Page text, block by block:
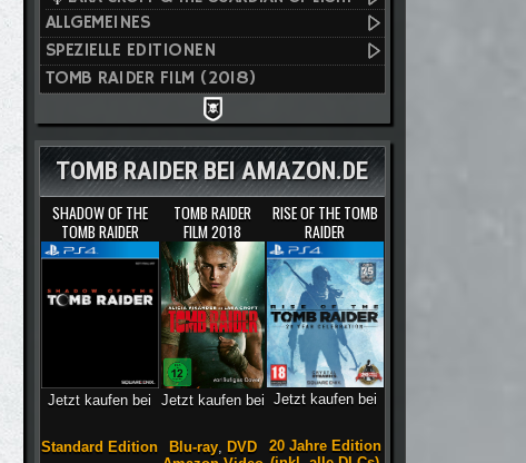
ALLGEMEINES
SPEZIELLE EDITIONEN
TOMB RAIDER FILM (2018)
TOMB RAIDER BEI AMAZON.DE
SHADOW OF THE
TOMB RAIDER
Jetzt kaufen bei
Standard Edition
TOMB RAIDER
FILM 2018
Jetzt kaufen bei
Blu-ray, DVD
RISE OF THE TOMB
RAIDER
Jetzt kaufen bei
20 Jahre Edition